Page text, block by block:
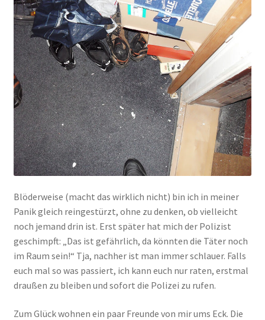
Blöderweise (macht das wirklich nicht) bin ich in meiner
Panik gleich reingestürzt, ohne zu denken, ob vielleicht
noch jemand drin ist. Erst später hat mich der Polizist
geschimpft: „Das ist gefährlich, da könnten die Täter noch
im Raum sein!“ Tja, nachher ist man immer schlauer. Falls
euch mal so was passiert, ich kann euch nur raten, erstmal
draußen zu bleiben und sofort die Polizei zu rufen.
Zum Glück wohnen ein paar Freunde von mir ums Eck. Die